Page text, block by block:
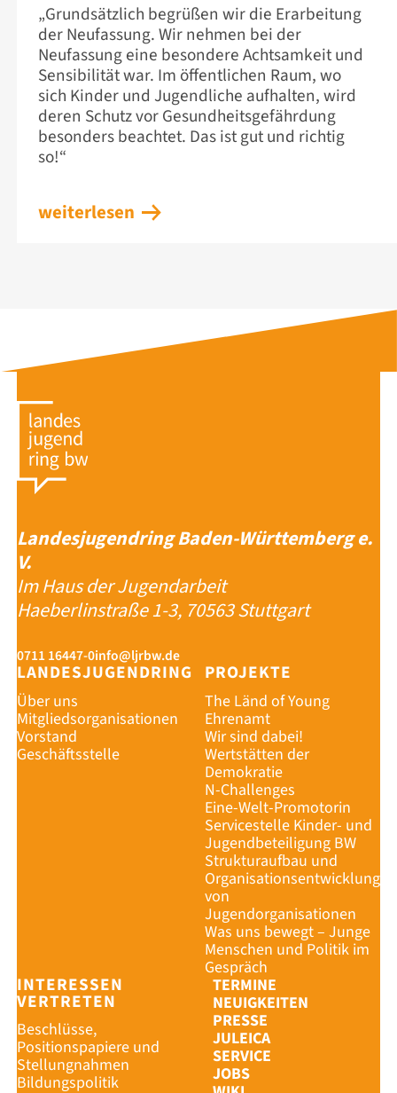
„Grundsätzlich begrüßen wir die Erarbeitung
der Neufassung. Wir nehmen bei der
Neufassung eine besondere Achtsamkeit und
Sensibilität war. Im öffentlichen Raum, wo
sich Kinder und Jugendliche aufhalten, wird
deren Schutz vor Gesundheitsgefährdung
besonders beachtet. Das ist gut und richtig
so!“
weiterlesen
Landesjugendring Baden-Württemberg e.
V.
Im Haus der Jugendarbeit
Haeberlinstraße 1-3, 70563 Stuttgart
0711 16447-0info@ljrbw.de
LANDESJUGENDRING
Über uns
Mitgliedsorganisationen
Vorstand
Geschäftsstelle
PROJEKTE
The Länd of Young
Ehrenamt
Wir sind dabei!
Wertstätten der
Demokratie
N-Challenges
Eine-Welt-Promotorin
Servicestelle Kinder- und
Jugendbeteiligung BW
Strukturaufbau und
Organisationsentwicklung
von
Jugendorganisationen
Was uns bewegt – Junge
Menschen und Politik im
Gespräch
INTERESSEN
VERTRETEN
Beschlüsse,
Positionspapiere und
Stellungnahmen
Bildungspolitik
TERMINE
NEUIGKEITEN
PRESSE
JULEICA
SERVICE
JOBS